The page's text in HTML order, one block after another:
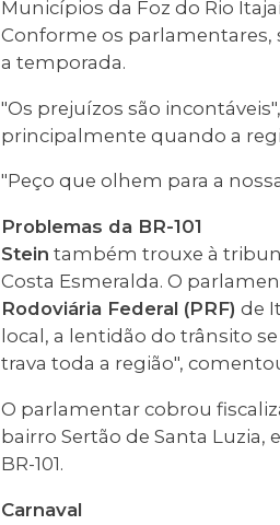
Municípios da Foz do Rio
Conforme os
a temporada.
"Os prejuízos são
principalmente quando a
"Peço que olhem para a
Problemas da BR-101
Stein também trouxe à
Costa Esmeralda. O
Rodoviária Federal (PRF) de
local, a lentidão do trânsito
trava toda a região",
O parlamentar cobrou
bairro Sertão de Santa
BR-101.
Carnaval